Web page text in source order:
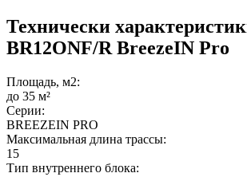
Технически
BR12ONF/R BreezeIN Pro
Площадь, м2:
до 35 м²
Серии:
BREEZEIN PRO
Максимальная длина трассы:
15
Тип внутреннего блока: